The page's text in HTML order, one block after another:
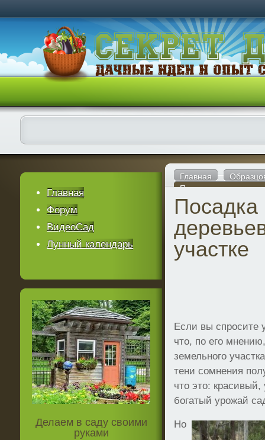
Главная
Посадка плодовых
участке
Если вы спросите
что, по его
земельного
тени сомнения
что это:
богатый урожай
Но
Главная
Форум
ВидеоСад
Лунный календарь
Делаем в саду своими
руками